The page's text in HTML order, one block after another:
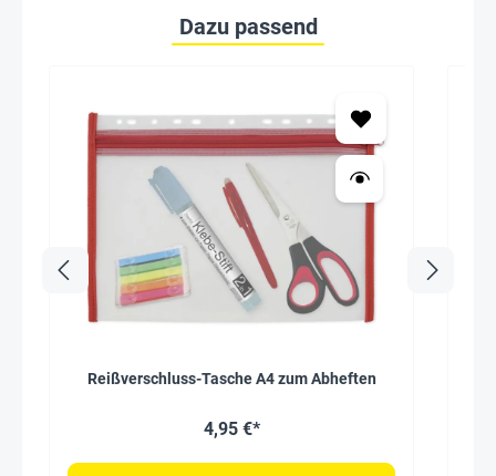
Dazu passend
Reißverschluss-Tasche A4 zum Abheften
4,95 €*